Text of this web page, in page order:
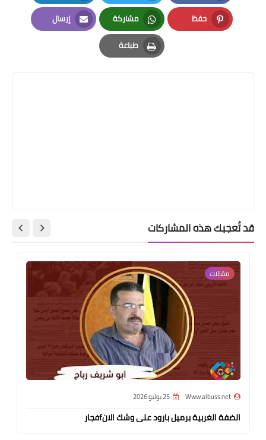
Facebook
Twitter
LinkedIn
حفظ
Pinterest
مشاركة
Whatsapp
إرسال
Email
طباعة
Print
قد تُعجبك هذه المشاركات
مقالات
Www.albuss.net 25 يوليو 2026
الضفة الغربية برميل بارود على وشك الانfفجار